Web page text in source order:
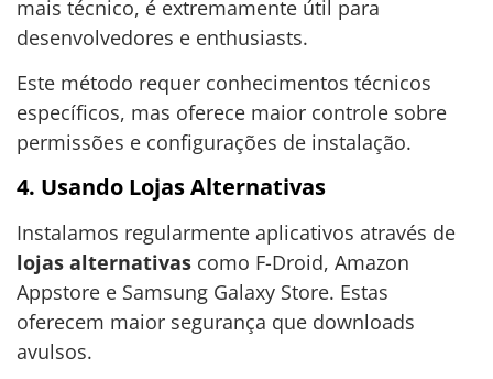
mais técnico, é extremamente útil para
desenvolvedores e enthusiasts.
Este método requer conhecimentos técnicos
específicos, mas oferece maior controle sobre
permissões e configurações de instalação.
4. Usando Lojas Alternativas
Instalamos regularmente aplicativos através de
lojas alternativas como F-Droid, Amazon
Appstore e Samsung Galaxy Store. Estas
oferecem maior segurança que downloads
avulsos.